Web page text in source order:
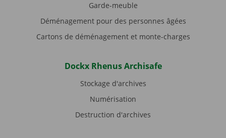
Garde-meuble
Déménagement pour des personnes âgées
Cartons de déménagement et monte-charges
Dockx Rhenus Archisafe
Stockage d'archives
Numérisation
Destruction d'archives